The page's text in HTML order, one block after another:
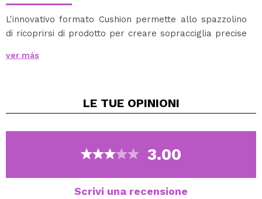
L'innovativo formato Cushion permette allo spazzolino
di ricoprirsi di prodotto per creare sopracciglia precise
La formula molto pigmentata fa si che i peli delle
sopracciglia rimangano perfette per tutto il giorno.
ver más
LE TUE OPINIONI
3.00
Scrivi una recensione